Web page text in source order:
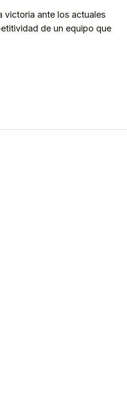
victoria ante los actuales
de un equipo que